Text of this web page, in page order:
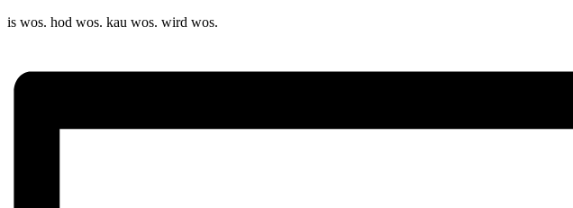
is wos. hod wos. kau wos. wird wos.